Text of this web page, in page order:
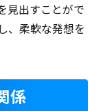
見出すことがで
、柔軟な発想を
係